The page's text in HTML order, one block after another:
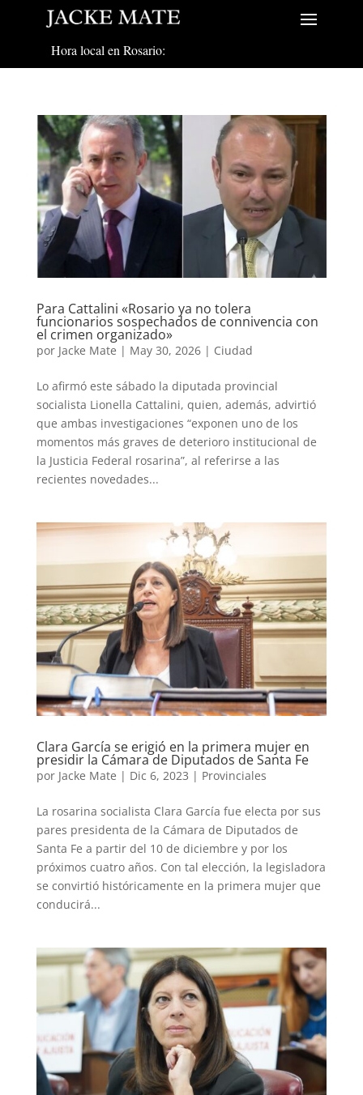
Hora local en Rosario:
Para Cattalini «Rosario ya no tolera
funcionarios sospechados de connivencia con
el crimen organizado»
por Jacke Mate | May 30, 2026| Ciudad
Lo afirmó este sábado la diputada provincial
socialista Lionella Cattalini, quien, además, advirtió
que ambas investigaciones “exponen uno de los
momentos más graves de deterioro institucional de
la Justicia Federal rosarina”, al referirse a las
recientes novedades...
Clara García se erigió en la primera mujer en
presidir la Cámara de Diputados de Santa Fe
por Jacke Mate | Dic 6, 2023 | Provinciales
La rosarina socialista Clara García fue electa por sus
pares presidenta de la Cámara de Diputados de
Santa Fe a partir del 10 de diciembre y por los
próximos cuatro años. Con tal elección, la legisladora
se convirtió históricamente en la primera mujer que
conducirá...